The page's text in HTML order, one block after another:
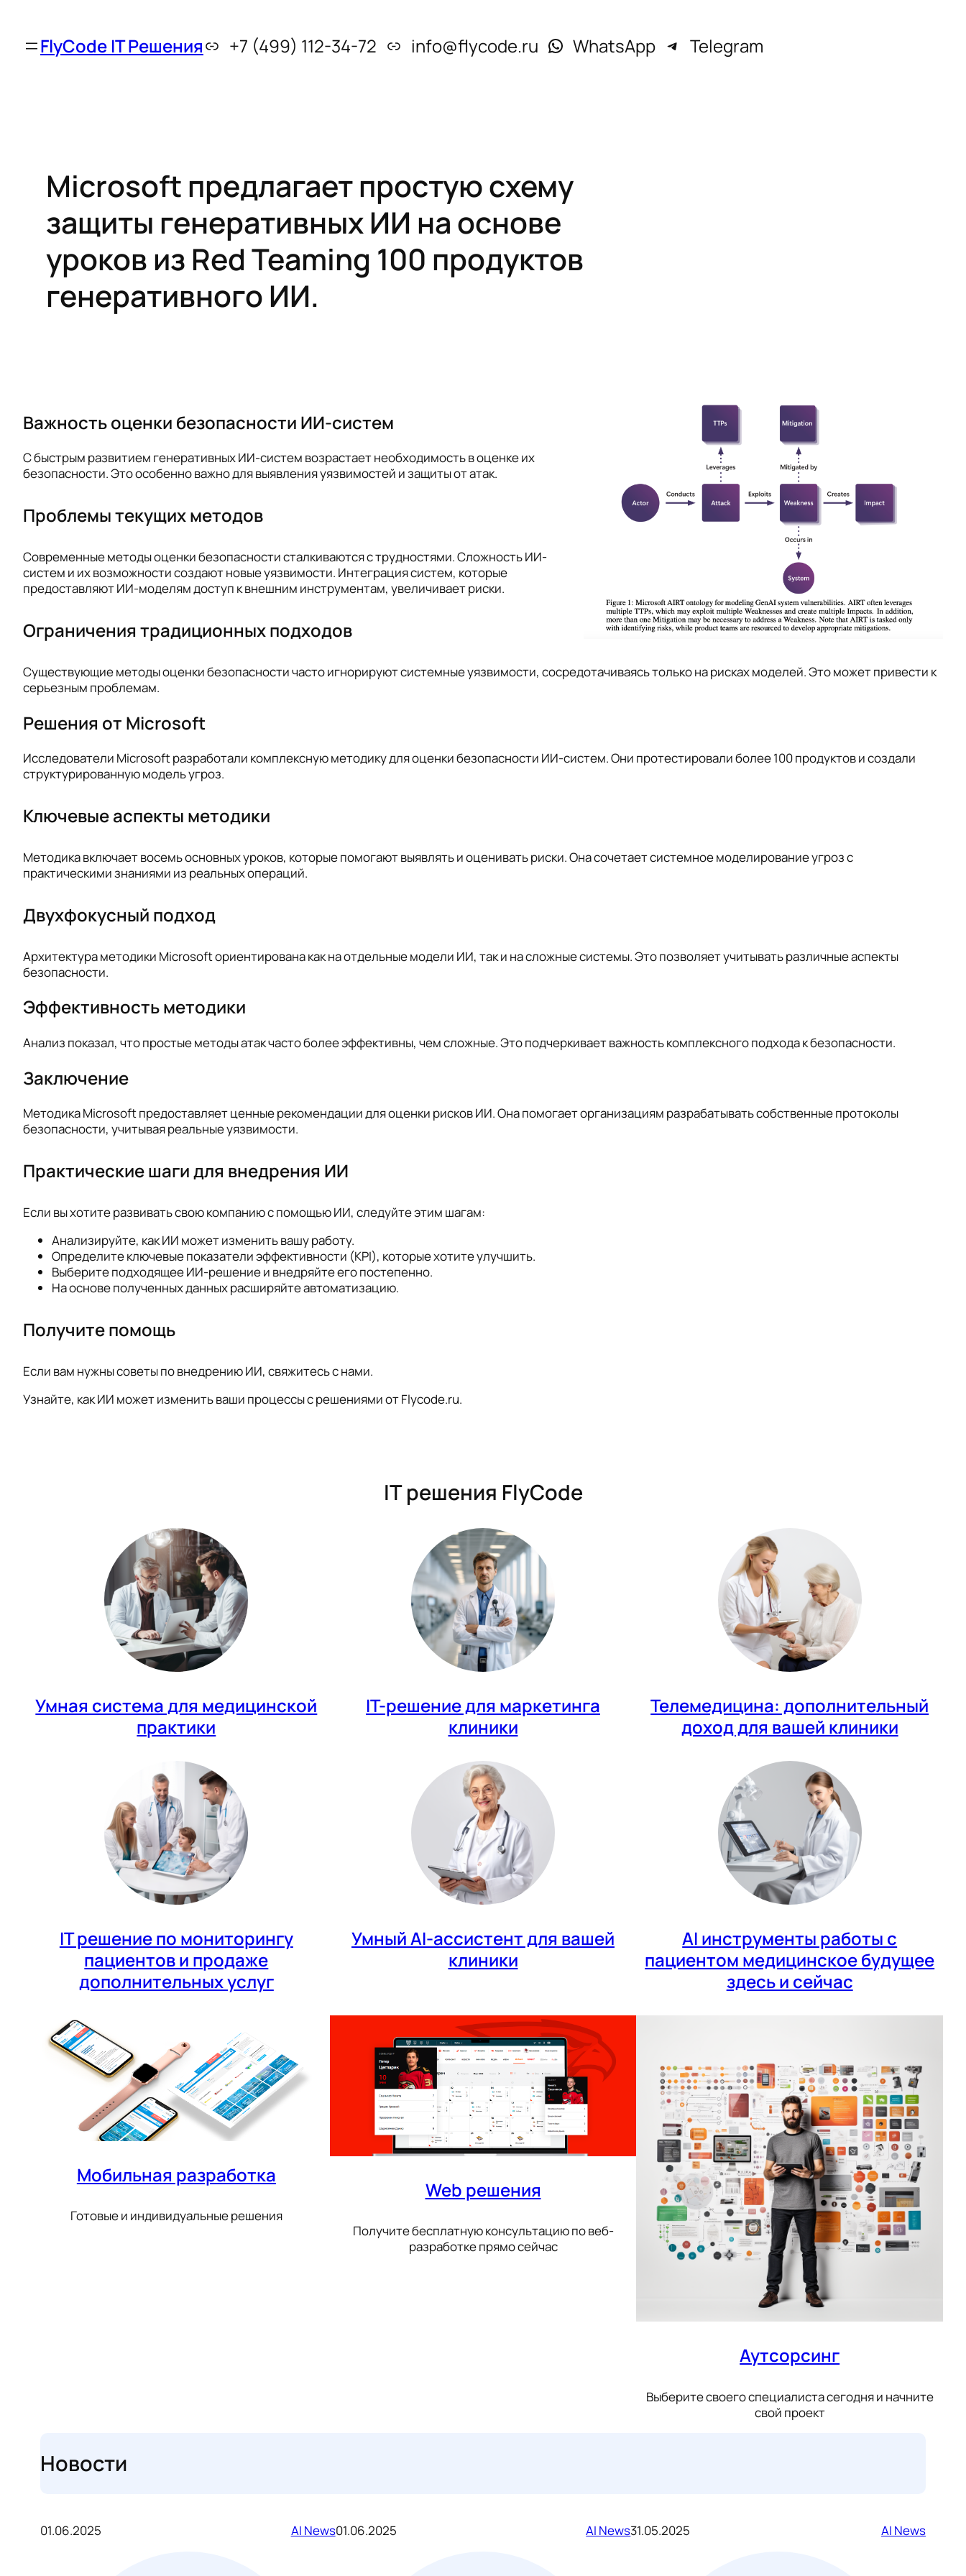
FlyCode IT Решения +7 (499) 112-34-72 info@flycode.ru WhatsApp Telegram
Microsoft предлагает простую схему
защиты генеративных ИИ на основе
уроков из Red Teaming 100 продуктов
генеративного ИИ.
Важность оценки безопасности ИИ-систем
С быстрым развитием генеративных ИИ-систем возрастает необходимость в оценке их
безопасности. Это особенно важно для выявления уязвимостей и защиты от атак.
Проблемы текущих методов
Современные методы оценки безопасности сталкиваются с трудностями. Сложность ИИ-
систем и их возможности создают новые уязвимости. Интеграция систем, которые
предоставляют ИИ-моделям доступ к внешним инструментам, увеличивает риски.
Ограничения традиционных подходов
Существующие методы оценки безопасности часто игнорируют системные уязвимости, сосредотачиваясь только на рисках моделей. Это может привести к
серьезным проблемам.
Решения от Microsoft
Исследователи Microsoft разработали комплексную методику для оценки безопасности ИИ-систем. Они протестировали более 100 продуктов и создали
структурированную модель угроз.
Ключевые аспекты методики
Методика включает восемь основных уроков, которые помогают выявлять и оценивать риски. Она сочетает системное моделирование угроз с
практическими знаниями из реальных операций.
Двухфокусный подход
Архитектура методики Microsoft ориентирована как на отдельные модели ИИ, так и на сложные системы. Это позволяет учитывать различные аспекты
безопасности.
Эффективность методики
Анализ показал, что простые методы атак часто более эффективны, чем сложные. Это подчеркивает важность комплексного подхода к безопасности.
Заключение
Методика Microsoft предоставляет ценные рекомендации для оценки рисков ИИ. Она помогает организациям разрабатывать собственные протоколы
безопасности, учитывая реальные уязвимости.
Практические шаги для внедрения ИИ
Если вы хотите развивать свою компанию с помощью ИИ, следуйте этим шагам:
Анализируйте, как ИИ может изменить вашу работу.
Определите ключевые показатели эффективности (KPI), которые хотите улучшить.
Выберите подходящее ИИ-решение и внедряйте его постепенно.
На основе полученных данных расширяйте автоматизацию.
Получите помощь
Если вам нужны советы по внедрению ИИ, свяжитесь с нами.
Узнайте, как ИИ может изменить ваши процессы с решениями от Flycode.ru.
IT решения FlyCode
Умная система для медицинской
практики
IT-решение для маркетинга
клиники
Телемедицина: дополнительный
доход для вашей клиники
IT решение по мониторингу
пациентов и продаже
дополнительных услуг
Умный AI-ассистент для вашей
клиники
AI инструменты работы с
пациентом медицинское будущее
здесь и сейчас
Мобильная разработка
Готовые и индивидуальные решения
Web решения
Получите бесплатную консультацию по веб-
разработке прямо сейчас
Аутсорсинг
Выберите своего специалиста сегодня и начните
свой проект
Новости
01.06.2025 AI News01.06.2025 AI News31.05.2025 AI News